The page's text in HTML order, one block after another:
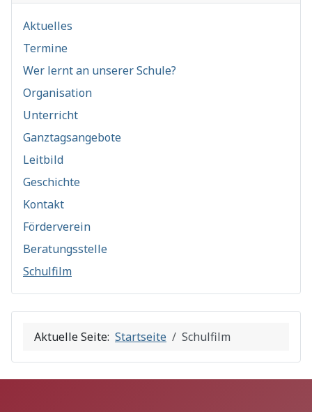
Aktuelles
Termine
Wer lernt an unserer Schule?
Organisation
Unterricht
Ganztagsangebote
Leitbild
Geschichte
Kontakt
Förderverein
Beratungsstelle
Schulfilm
Aktuelle Seite: Startseite Schulfilm